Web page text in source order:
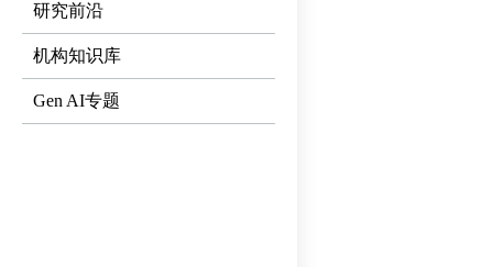
研究前沿
机构知识库
Gen AI专题